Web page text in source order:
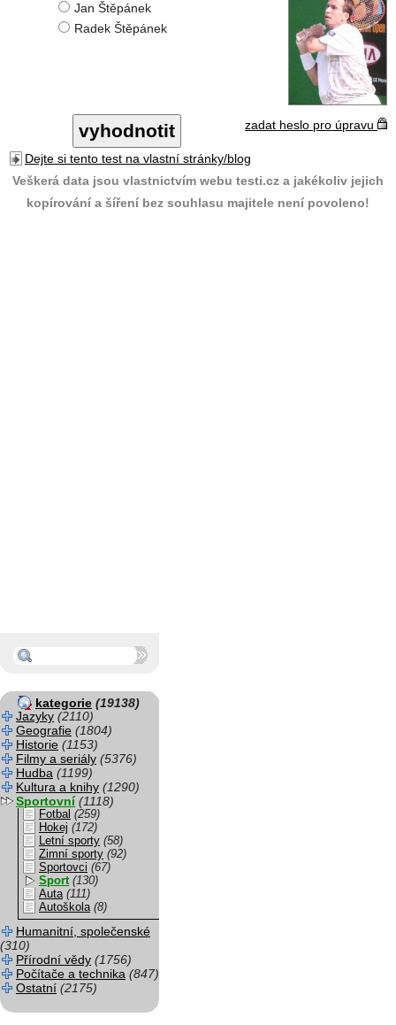
Jan Štěpánek
Radek Štěpánek
zadat heslo pro úpravu
Dejte si tento test na vlastní stránky/blog
Veškerá data jsou vlastnictvím webu testi.cz a jakékoliv jejich
kopírování a šíření bez souhlasu majitele není povoleno!
kategorie (19138)
Jazyky (2110)
Geografie (1804)
Historie (1153)
Filmy a seriály (5376)
Hudba (1199)
Kultura a knihy (1290)
Sportovní (1118)
Fotbal (259)
Hokej (172)
Letní sporty (58)
Zimní sporty (92)
Sportovci (67)
Sport (130)
Auta (111)
Autoškola (8)
Humanitní, společenské
(310)
Přírodní vědy (1756)
Počítače a technika (847)
Ostatní (2175)